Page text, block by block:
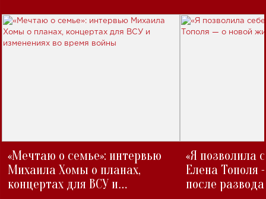
«Мечтаю о семье»: интервью
Михаила Хомы о планах,
концертах для ВСУ и
«Я позволила
Елена Тополя
после развода